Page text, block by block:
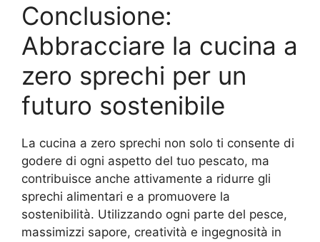
Conclusione:
Abbracciare la cucina a
zero sprechi per un
futuro sostenibile
La cucina a zero sprechi non solo ti consente di
godere di ogni aspetto del tuo pescato, ma
contribuisce anche attivamente a ridurre gli
sprechi alimentari e a promuovere la
sostenibilità. Utilizzando ogni parte del pesce,
massimizzi sapore, creatività e ingegnosità in